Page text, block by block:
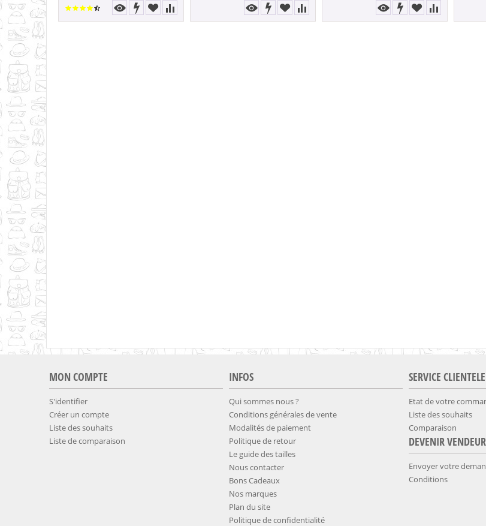
MON COMPTE
S'identifier
Créer un compte
Liste des souhaits
Liste de comparaison
INFOS
Qui sommes nous ?
Conditions générales de vente
​Modalités de paiement
​Politique de retour
​​Le guide des tailles
Nous contacter
Bons Cadeaux
Nos marques
Plan du site
​Politique de confidentialité
SERVICE CLIENTELE
Etat de votre
Liste des souhaits
Comparaison
DEVENIR VENDEUR
Envoyer votre
Conditions